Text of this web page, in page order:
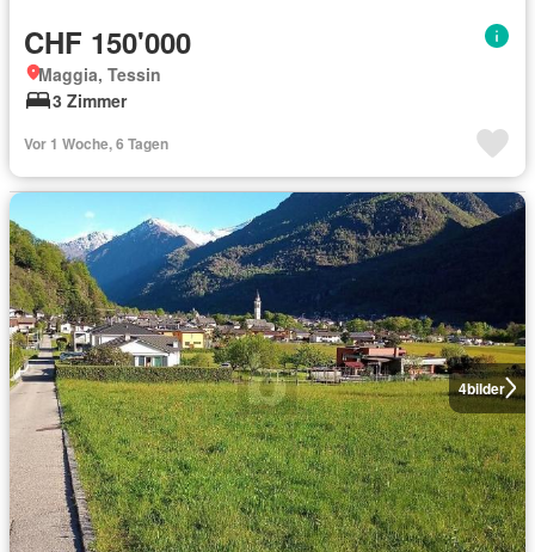
CHF 150'000
Maggia, Tessin
3 Zimmer
Vor 1 Woche, 6 Tagen
4bilder